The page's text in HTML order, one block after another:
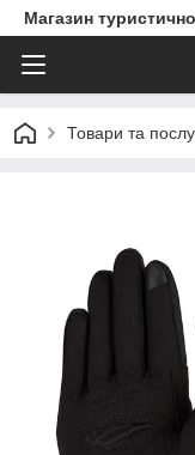
Магазин
Товари та